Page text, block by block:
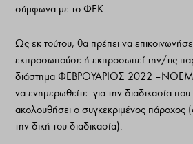
σύμφωνα με το ΦΕΚ.
Ως εκ τούτου, θα πρέπει να
εκπροσωπούσε ή εκπροσωπεί την/τις
διάστημα ΦΕΒΡΟΥΑΡΙΟΣ 2022 –
να ενημερωθείτε για την διαδικασία
ακολουθήσει ο συγκεκριμένος πάροχος
την δική του διαδικασία).